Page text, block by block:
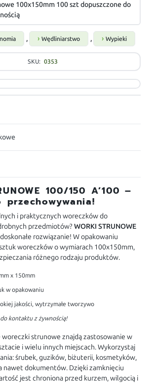
100x150mm 100 szt dopuszczone do
, Wędliniarstwo , Wypieki
SKU: 0353
100/150 A’100 –
i praktycznych woreczków do
przedmiotów?WORKI STRUNOWE
rozwiązanie! W opakowaniu
woreczków o wymiarach 100x150mm,
różnego rodzaju produktów.
x 150mm
w opakowaniu
jakości, wytrzymałe tworzywo
kontaktu z żywnością!
strunowe znajdą zastosowanie w
i wielu innych miejscach. Wykorzystaj
śrubek, guzików, biżuterii, kosmetyków,
nawet dokumentów. Dzięki zamknięciu
jest chroniona przed kurzem, wilgocią i